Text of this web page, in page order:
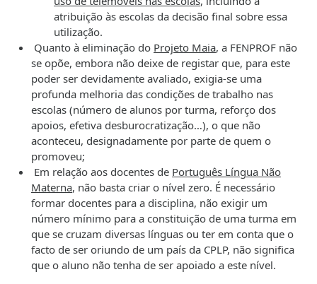
atribuição às escolas da decisão final sobre essa
utilização.
Quanto à eliminação do Projeto Maia, a FENPROF não
se opõe, embora não deixe de registar que, para este
poder ser devidamente avaliado, exigia-se uma
profunda melhoria das condições de trabalho nas
escolas (número de alunos por turma, reforço dos
apoios, efetiva desburocratização…), o que não
aconteceu, designadamente por parte de quem o
promoveu;
Em relação aos docentes de Português Língua Não
Materna, não basta criar o nível zero. É necessário
formar docentes para a disciplina, não exigir um
número mínimo para a constituição de uma turma em
que se cruzam diversas línguas ou ter em conta que o
facto de ser oriundo de um país da CPLP, não significa
que o aluno não tenha de ser apoiado a este nível.